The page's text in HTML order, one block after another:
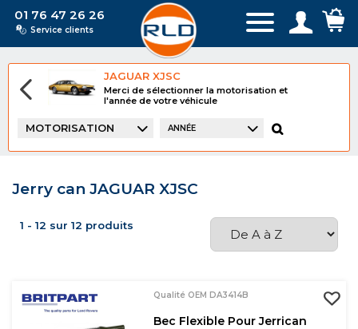
01 76 47 26 26
Service clients
JAGUAR XJSC
Merci de sélectionner la motorisation et
l'année de votre véhicule
MOTORISATION ANNÉE
Jerry can JAGUAR XJSC
1 - 12 sur 12 produits
Qualité OEM DA3414B
Bec Flexible Pour Jerrican